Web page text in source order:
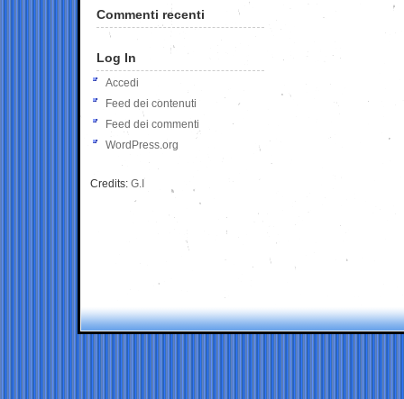
Commenti recenti
Log In
Accedi
Feed dei contenuti
Feed dei commenti
WordPress.org
Credits: G.I